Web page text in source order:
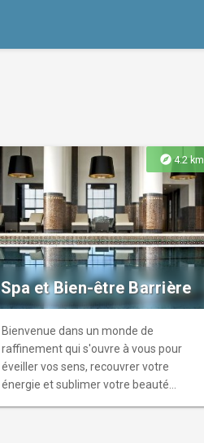
explore4.2 km
Spa et Bien-être Barrière
Bienvenue dans un monde de
raffinement qui s'ouvre à vous pour
éveiller vos sens, recouvrer votre
énergie et sublimer votre beauté